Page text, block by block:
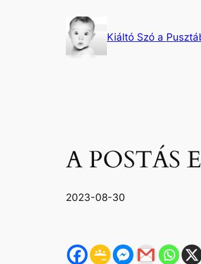
Kiáltó Szó a
A POSTÁS
2023-08-30